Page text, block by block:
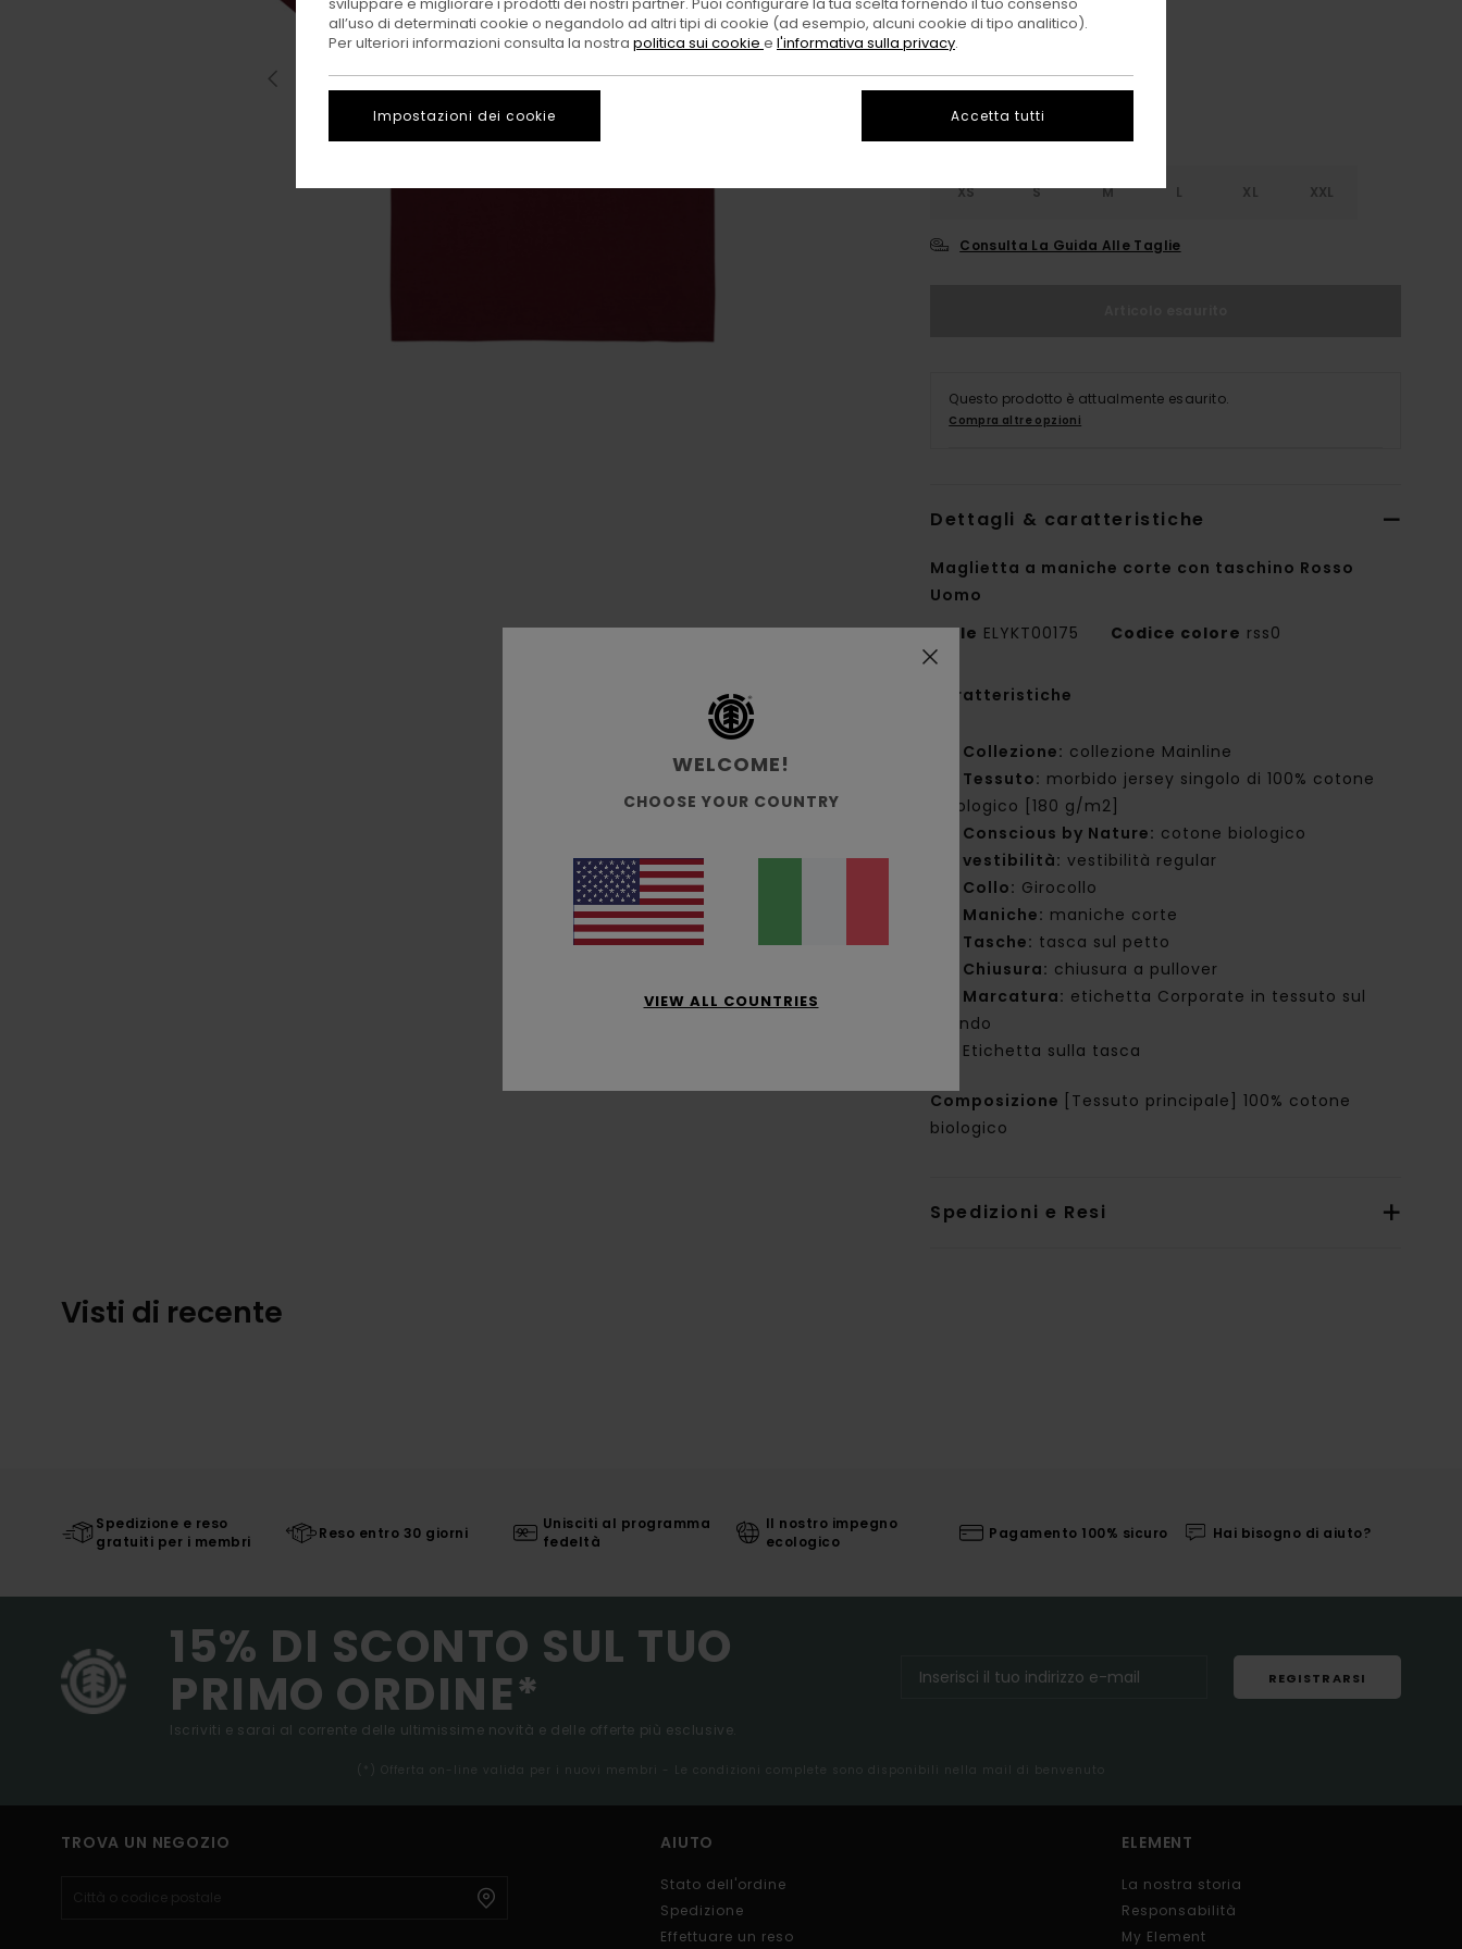
ColoriZinfandel
XS S M L XL XXL
Consulta La Guida Alle Taglie
Questo prodotto è attualmente esaurito.
Compra altre opzioni
Dettagli & caratteristiche
Maglietta a maniche corte con taschino Rosso
Uomo
Style ELYKT00175 Codice colore rss0
Caratteristiche
Collezione: collezione Mainline
Tessuto: morbido jersey singolo di 100% cotone
biologico [180 g/m2]
Conscious by Nature: cotone biologico
vestibilità: vestibilità regular
Collo: Girocollo
Maniche: maniche corte
Tasche: tasca sul petto
Chiusura: chiusura a pullover
Marcatura: etichetta Corporate in tessuto sul
fondo
Etichetta sulla tasca
Composizione
[Tessuto principale] 100% cotone
biologico
Spedizioni e Resi
Visti di recente
Spedizione e reso
gratuiti per i membri
Reso entro 30 giorni
Unisciti al programma
fedeltà
Il nostro impegno
ecologico
Pagamento 100% sicuro Hai bisogno di aiuto?
15% DI SCONTO SUL TUO
PRIMO ORDINE*
Iscriviti e sarai al corrente delle ultimissime novità e delle offerte più esclusive.
REGISTRARSI
(*) Offerta on-line valida per i nuovi membri - Le condizioni complete sono disponibili nella mail di benvenuto
TROVA UN NEGOZIO AIUTO
Stato dell'ordine
Spedizione
Effettuare un reso
ELEMENT
La nostra storia
Responsabilità
My Element
WELCOME!
CHOOSE YOUR COUNTRY
VIEW ALL COUNTRIES
all’uso di determinati cookie o negandolo ad altri tipi di cookie (ad esempio, alcuni cookie di tipo analitico).
Per ulteriori informazioni consulta la nostra politica sui cookie e l'informativa sulla privacy.
Impostazioni dei cookie Accetta tutti